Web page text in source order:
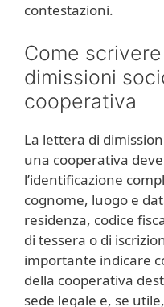
contestazioni.
Come
dimissioni
cooperativa
La lettera di
una cooperativa
l’identificazione
cognome, luogo e
residenza, codice
di tessera o di
importante indicare
della cooperativa
sede legale e, se